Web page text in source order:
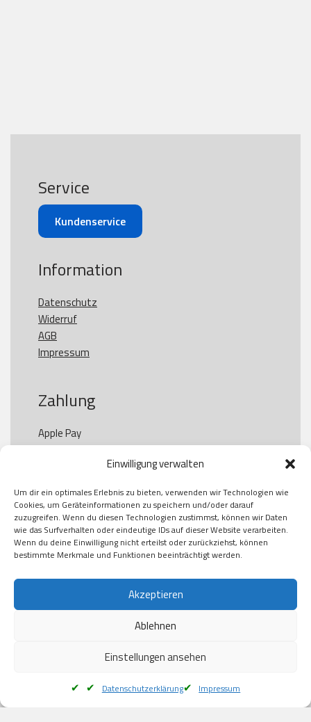
Einwilligung verwalten
Um dir ein optimales Erlebnis zu bieten, verwenden wir Technologien wie
Cookies, um Geräteinformationen zu speichern und/oder darauf
zuzugreifen. Wenn du diesen Technologien zustimmst, können wir Daten
wie das Surfverhalten oder eindeutige IDs auf dieser Website verarbeiten.
Wenn du deine Einwilligung nicht erteilst oder zurückziehst, können
bestimmte Merkmale und Funktionen beeinträchtigt werden.
Akzeptieren
Ablehnen
Einstellungen ansehen
Datenschutzerklärung Impressum
Service
Kundenservice
Information
Datenschutz
Widerruf
AGB
Impressum
Zahlung
Apple Pay
Paypal
Kauf auf Rechung
Klarna
American Express